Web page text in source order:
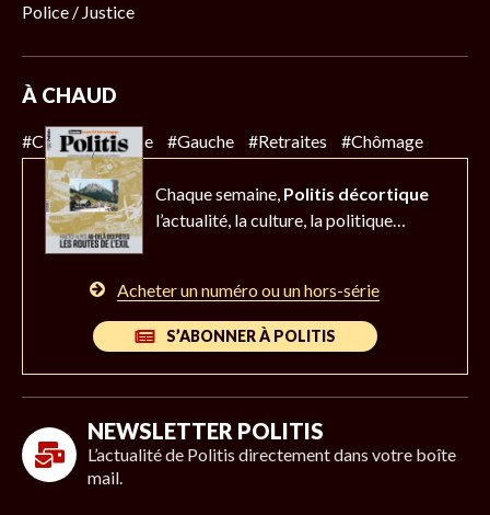
Police / Justice
À CHAUD
#Climat #Police #Gauche #Retraites #Chômage
Chaque semaine, Politis décortique
l’actualité, la culture, la politique…
Acheter un numéro ou un hors-série
S’ABONNER À POLITIS
NEWSLETTER POLITIS
L’actualité de Politis directement dans votre boîte
mail.